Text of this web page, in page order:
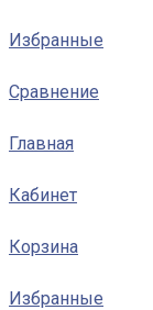
Избранные
Сравнение
Главная
Кабинет
Корзина
Избранные